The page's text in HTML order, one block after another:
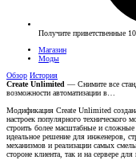
Получите приветственные
Магазин
Моды
Обзор История
Create Unlimited — Снимите все
возможности автоматизации в…
Модификация Create Unlimited
настроек популярного технического
строить более масштабные и
идеальное решение для инженеров,
механизмов и реализации самых
стороне клиента, так и на сервере